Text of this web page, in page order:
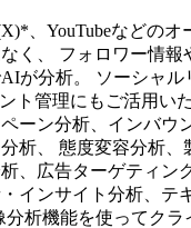
、YouTubeなどの
く、 フォロワー情報
が分析。 ソーシャル
ト管理にもご活用い
ーン分析、インバウ
析、 態度変容分析、
析、広告ターゲティン
インサイト分析、テ
析機能を使ってクラ